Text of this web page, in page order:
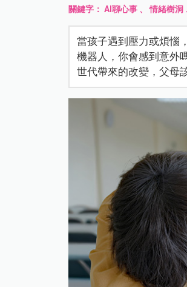
關鍵字：AI聊心事 、情緒樹洞
當孩子遇到壓力或煩惱
機器人，你會感到意外
世代帶來的改變，父母